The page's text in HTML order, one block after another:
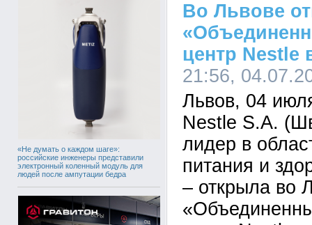
«Не думать о каждом шаге»:
российские инженеры представили
электронный коленный модуль для
людей после ампутации бедра
Во Львове
центр Nestle
21:56,
Львов, 04
Nestlе S.A.
лидер в
питания и
– открыла во